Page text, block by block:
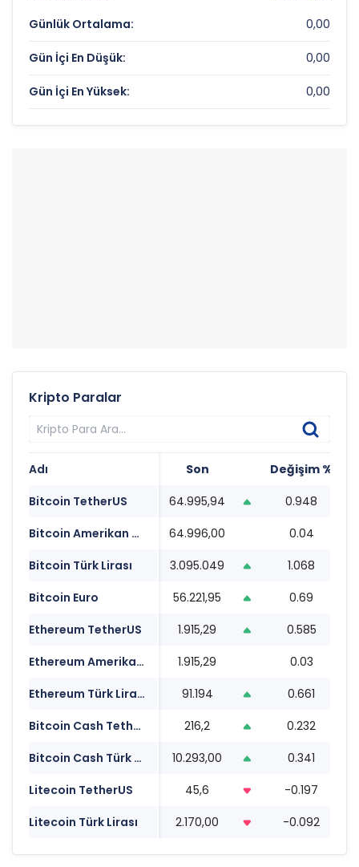
Günlük Ortalama: 0,00
Gün İçi En Düşük: 0,00
Gün İçi En Yüksek: 0,00
Kripto Paralar
Adı Son Değişim %
Bitcoin TetherUS
64.995,94 0.948
Bitcoin Amerikan Doları
64.996,00 0.04
Bitcoin Türk Lirası
3.095.049 1.068
Bitcoin Euro
56.221,95 0.69
Ethereum TetherUS
1.915,29 0.585
Ethereum Amerikan Doları
1.915,29 0.03
Ethereum Türk Lirası
91.194 0.661
Bitcoin Cash TetherUS
216,2 0.232
Bitcoin Cash Türk Lirası
10.293,00 0.341
Litecoin TetherUS
45,6 -0.197
Litecoin Türk Lirası
2.170,00 -0.092